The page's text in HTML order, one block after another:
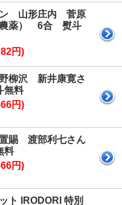
ン 山形庄内 菅原
農薬） 6合 熨斗
円)
柳沢 新井康寛さ
料
円)
賜 渡部利七さん
料
円)
ト IRODORI 特別